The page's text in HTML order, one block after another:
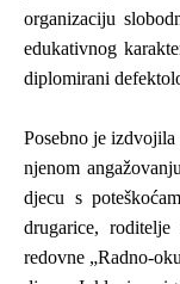
organizaciju
edukativnog
diplomirani
Posebno je
njenom
djecu s
drugarice, roditelje
redovne „Radno-